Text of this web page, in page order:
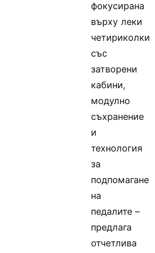
фокусирана
върху леки
четириколки
със
затворени
кабини,
модулно
съхранение
и
технология
за
подпомагане
на
педалите –
предлага
отчетлива